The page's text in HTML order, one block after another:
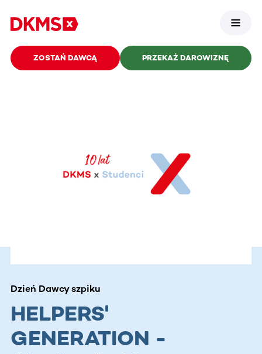
ZOSTAŃ DAWCĄ PRZEKAŻ DAROWIZNĘ
Dzień Dawcy szpiku
HELPERS'
GENERATION -